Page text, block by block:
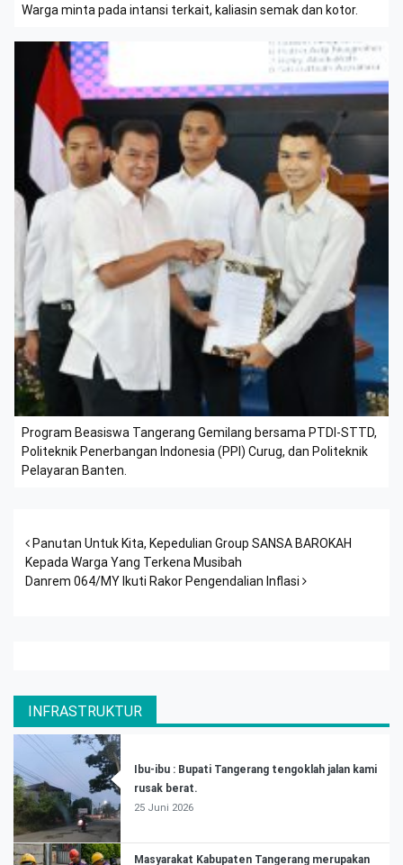
Warga minta pada intansi terkait, kaliasin semak dan kotor.
Program Beasiswa Tangerang Gemilang bersama PTDI-STTD,
Politeknik Penerbangan Indonesia (PPI) Curug, dan Politeknik
Pelayaran Banten.
Post navigation
Panutan Untuk Kita, Kepedulian Group SANSA BAROKAH
Kepada Warga Yang Terkena Musibah
Danrem 064/MY Ikuti Rakor Pengendalian Inflasi
INFRASTRUKTUR
Ibu-ibu : Bupati Tangerang tengoklah jalan kami
rusak berat.
25 Juni 2026
Masyarakat Kabupaten Tangerang merupakan